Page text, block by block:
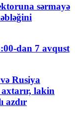
sərmayə
dan 7 avqust
Rusiya
lakin
azdır